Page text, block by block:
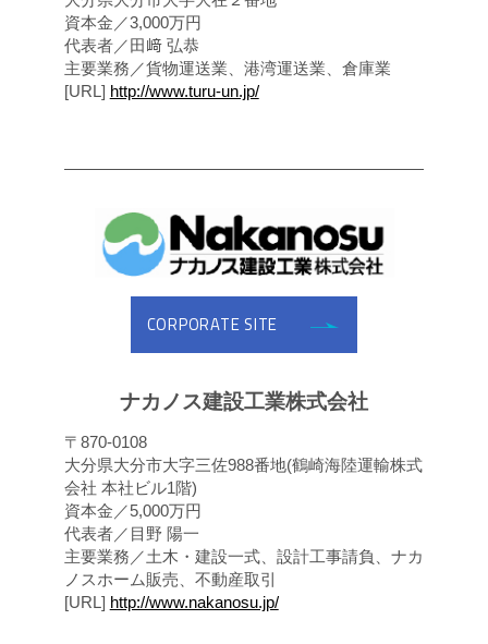
資本金／3,000万円
代表者／田﨑 弘恭
主要業務／貨物運送業、港湾運送業、倉庫業
[URL] http://www.turu-un.jp/
CORPORATE SITE
ナカノス建設工業株式会社
〒870-0108
大分県大分市大字三佐988番地(鶴崎海陸運輸株式
会社 本社ビル1階)
資本金／5,000万円
代表者／目野 陽一
主要業務／土木・建設一式、設計工事請負、ナカ
ノスホーム販売、不動産取引
[URL] http://www.nakanosu.jp/